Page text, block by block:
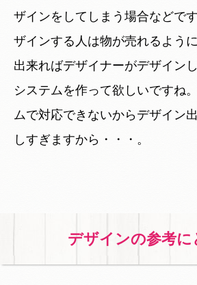
ザインをしてしまう場合などで
ザインする人は物が売れるよう
出来ればデザイナーがデザイン
システムを作って欲しいですね
ムで対応できないからデザイン
しすぎますから・・・。
デザインの参考に